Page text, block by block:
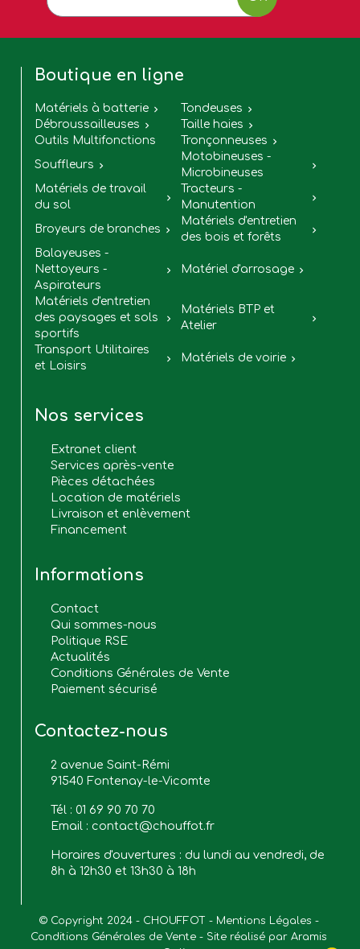
Boutique en ligne
Matériels à batterie  Tondeuses 
Débroussailleuses  Taille haies 
Outils Multifonctions Tronçonneuses 
Souffleurs 
Motobineuses -
Microbineuses

Matériels de travail
du sol

Tracteurs -
Manutention

Broyeurs de branches 
Matériels d'entretien
des bois et forêts

Balayeuses -
Nettoyeurs -
Aspirateurs
 Matériel d'arrosage 
Matériels d'entretien
des paysages et sols
sportifs

Matériels BTP et
Atelier

Transport Utilitaires
et Loisirs
 Matériels de voirie 
Nos services
Extranet client
Services après-vente
Pièces détachées
Location de matériels
Livraison et enlèvement
Financement
Informations
Contact
Qui sommes-nous
Politique RSE
Actualités
Conditions Générales de Vente
Paiement sécurisé
Contactez-nous
2 avenue Saint-Rémi
91540 Fontenay-le-Vicomte
Tél : 01 69 90 70 70
Email : contact@chouffot.fr
Horaires d'ouvertures : du lundi au vendredi, de
8h à 12h30 et 13h30 à 18h
© Copyright 2024 - CHOUFFOT - Mentions Légales
-
Conditions Générales de Vente - Site réalisé par Aramis